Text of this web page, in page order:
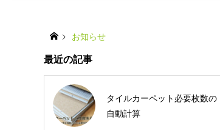
お知らせ
最近の記事
タイルカーペット必要枚数の
自動計算